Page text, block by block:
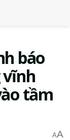
báo
vĩnh
tầm
AA